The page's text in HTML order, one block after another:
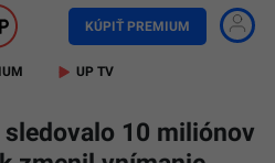
KÚPIŤ PREMIUM
UP TV
10 miliónov